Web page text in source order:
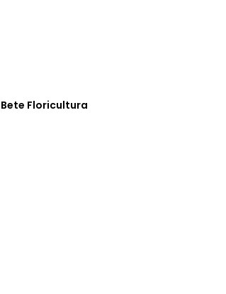
Bete Floricultura